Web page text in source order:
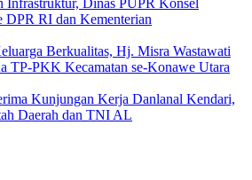
DPR RI dan Kementerian
Berkualitas, Hj. Misra Wastawati
TP-PKK Kecamatan se-Konawe Utara
Kunjungan Kerja Danlanal Kendari,
Daerah dan TNI AL